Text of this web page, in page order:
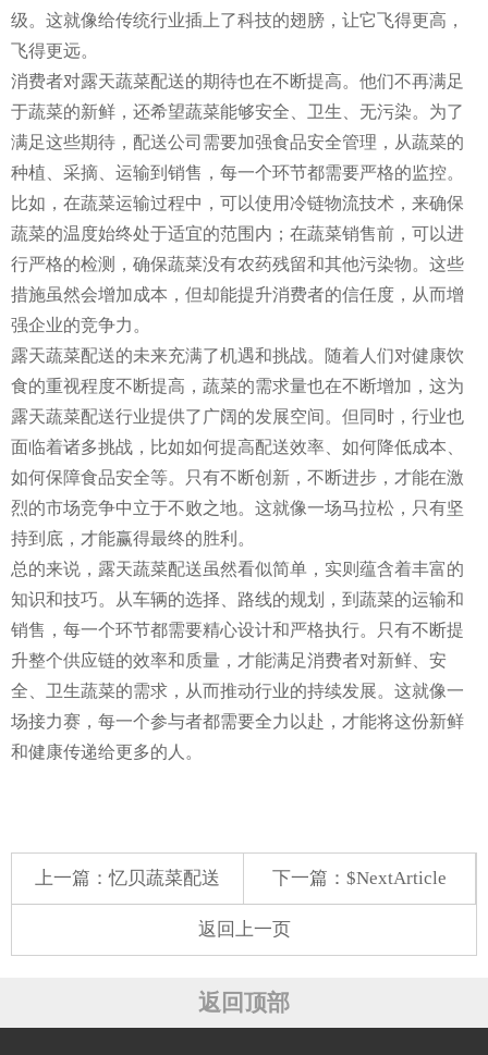
级。这就像给传统行业插上了科技的翅膀，让它飞得更高，
飞得更远。
消费者对露天蔬菜配送的期待也在不断提高。他们不再满足
于蔬菜的新鲜，还希望蔬菜能够安全、卫生、无污染。为了
满足这些期待，配送公司需要加强食品安全管理，从蔬菜的
种植、采摘、运输到销售，每一个环节都需要严格的监控。
比如，在蔬菜运输过程中，可以使用冷链物流技术，来确保
蔬菜的温度始终处于适宜的范围内；在蔬菜销售前，可以进
行严格的检测，确保蔬菜没有农药残留和其他污染物。这些
措施虽然会增加成本，但却能提升消费者的信任度，从而增
强企业的竞争力。
露天蔬菜配送的未来充满了机遇和挑战。随着人们对健康饮
食的重视程度不断提高，蔬菜的需求量也在不断增加，这为
露天蔬菜配送行业提供了广阔的发展空间。但同时，行业也
面临着诸多挑战，比如如何提高配送效率、如何降低成本、
如何保障食品安全等。只有不断创新，不断进步，才能在激
烈的市场竞争中立于不败之地。这就像一场马拉松，只有坚
持到底，才能赢得最终的胜利。
总的来说，露天蔬菜配送虽然看似简单，实则蕴含着丰富的
知识和技巧。从车辆的选择、路线的规划，到蔬菜的运输和
销售，每一个环节都需要精心设计和严格执行。只有不断提
升整个供应链的效率和质量，才能满足消费者对新鲜、安
全、卫生蔬菜的需求，从而推动行业的持续发展。这就像一
场接力赛，每一个参与者都需要全力以赴，才能将这份新鲜
和健康传递给更多的人。
上一篇：忆贝蔬菜配送 下一篇：$NextArticle
返回上一页
返回顶部